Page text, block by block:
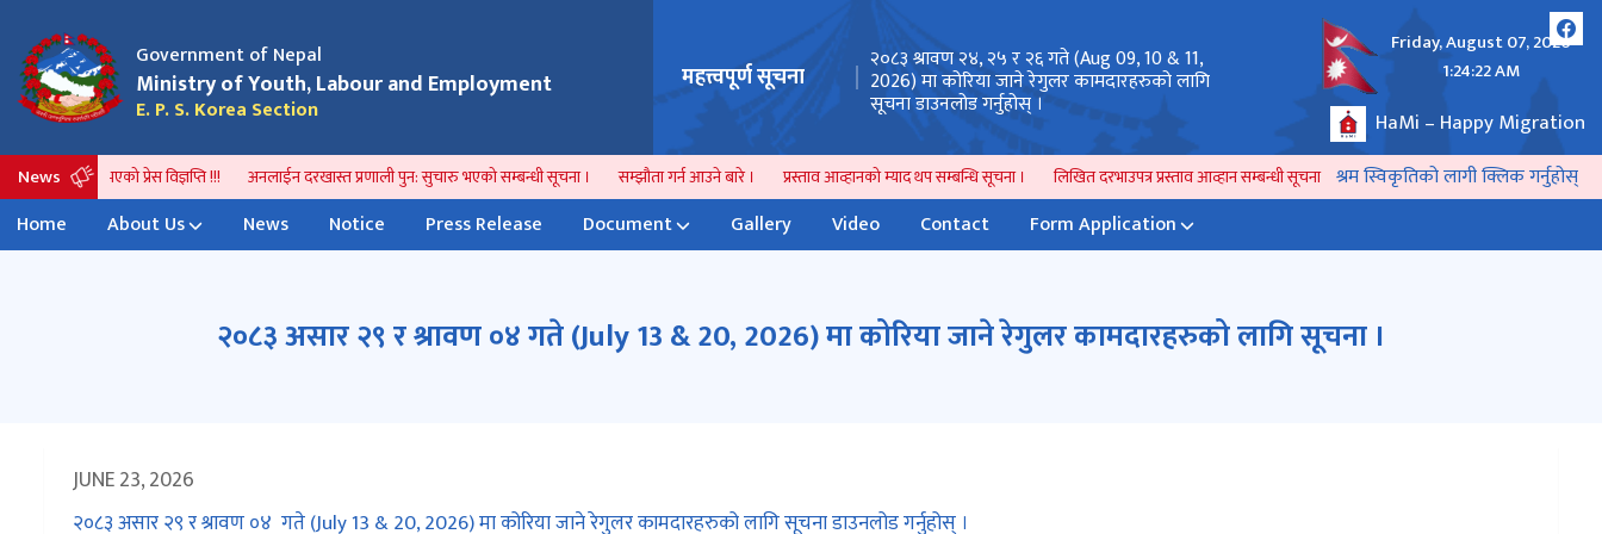
Government of Nepal
Ministry of Youth, Labour and Employment
E. P. S. Korea Section
महत्त्वपूर्ण सूचना
आवेदन प्रकृया हाललाई स्थगित गरिएको सम्बन्धमा । भिषा तथा सेवा शुल्क वापतको रकम बुझाउने स्थान
परिवर्तन सम्बन्धी अत्यन्त जरुरी सूचना ।
२०८३ श्रावण २४, २५ र २६ गते (Aug 09, 10 & 11,
2026) मा कोरिया जाने रेगुलर कामदारहरुको लागि
सूचना डाउनलोड गर्नुहोस् ।
अनलाईन दरखास्त पेश गर्ने तथा राहदानी सम्बन्धमा ।
Friday, August 07, 2026
1:24:22 AM
HaMi – Happy Migration
Newsजारी भएको प्रेस विज्ञप्ति !!! अनलाईन दरखास्त प्रणाली पुन: सुचारु भएको सम्बन्धी सूचना । सम्झौता गर्न आउने बारे । प्रस्ताव आव्हानको म्याद थप सम्बन्धि सूचना । लिखित दरभाउपत्र प्रस्ताव आव्हान सम्बन्धी सूचना !! प्रेश विज्ञप्ती । Revised_२०८२ भाद्र
श्रम स्विकृतिको लागी क्लिक गर्नुहोस्
Home
About Us News Notice Press Release Document Gallery Video Contact Form Application
२०८३ असार २९ र श्रावण ०४ गते (July 13 & 20, 2026) मा कोरिया जाने रेगुलर कामदारहरुको लागि सूचना ।
JUNE 23, 2026
२०८३ असार २९ र श्रावण ०४ गते (July 13 & 20, 2026) मा कोरिया जाने रेगुलर कामदारहरुको लागि सूचना डाउनलोड गर्नुहोस् ।